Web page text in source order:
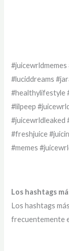
#luciddreams
#healthylifestyle
#lilpeep
#freshjuice
#memes
Los hashtags
Los hashtags
frecuentemente